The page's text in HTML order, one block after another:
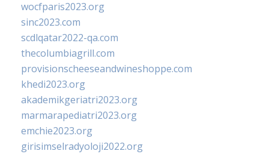
wocfparis2023.org
sinc2023.com
scdlqatar2022-qa.com
thecolumbiagrill.com
provisionscheeseandwineshoppe.com
khedi2023.org
akademikgeriatri2023.org
marmarapediatri2023.org
emchie2023.org
girisimselradyoloji2022.org